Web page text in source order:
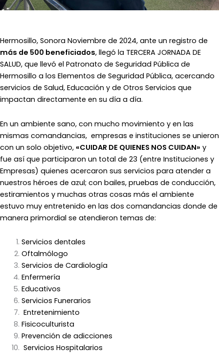
Hermosillo, Sonora Noviembre de 2024, ante un registro de
más de 500 beneficiados, llegó la TERCERA JORNADA DE
SALUD, que llevó el Patronato de Seguridad Pública de
Hermosillo a los Elementos de Seguridad Pública, acercando
servicios de Salud, Educación y de Otros Servicios que
impactan directamente en su día a día.
En un ambiente sano, con mucho movimiento y en las
mismas comandancias, empresas e instituciones se unieron
con un solo objetivo, «CUIDAR DE QUIENES NOS CUIDAN» y
fue así que participaron un total de 23 (entre Instituciones y
Empresas) quienes acercaron sus servicios para atender a
nuestros héroes de azul; con bailes, pruebas de conducción,
estiramientos y muchas otras cosas más el ambiente
estuvo muy entretenido en las dos comandancias donde de
manera primordial se atendieron temas de:
Servicios dentales
Oftalmólogo
Servicios de Cardiología
Enfermería
Educativos
Servicios Funerarios
Entretenimiento
Fisicoculturista
Prevención de adicciones
Servicios Hospitalarios